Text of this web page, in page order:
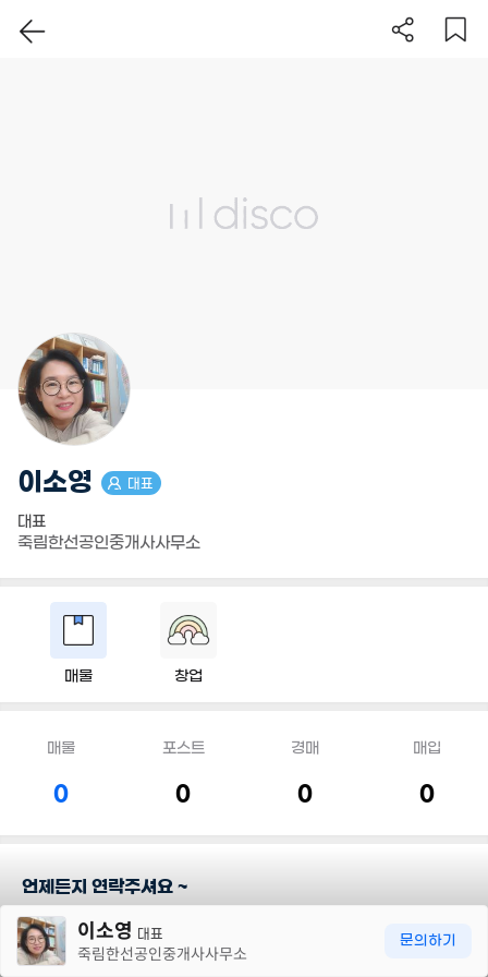
이소영 대표
대표
죽림한선공인중개사사무소
매물 창업
매물
0
포스트
0
경매
0
매입
0
언제든지 연락주셔요 ~
담당지역이소영 대표
죽림한선공인중개사사무소
문의하기